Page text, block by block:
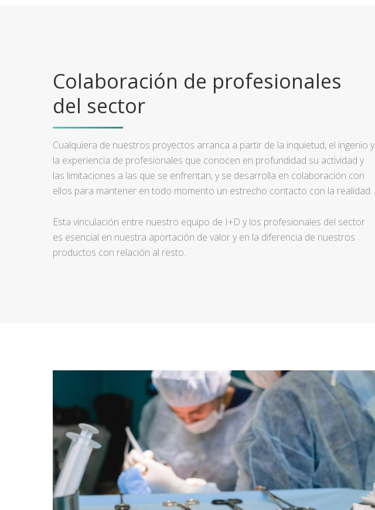
Colaboración de profesionales
del sector
Cualquiera de nuestros proyectos arranca a partir de la inquietud, el ingenio y
la experiencia de profesionales que conocen en profundidad su actividad y
las limitaciones a las que se enfrentan, y se desarrolla en colaboración con
ellos para mantener en todo momento un estrecho contacto con la realidad.
Esta vinculación entre nuestro equipo de I+D y los profesionales del sector
es esencial en nuestra aportación de valor y en la diferencia de nuestros
productos con relación al resto.